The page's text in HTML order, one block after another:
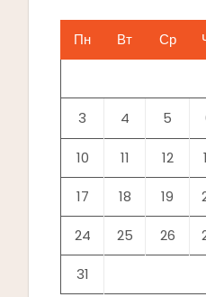
Пн Вт Ср
3 4 5
10 11 12
17 18 19
24 25 26
31